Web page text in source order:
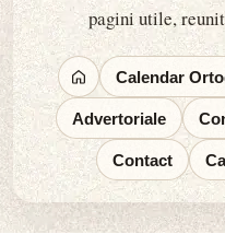
pagini utile,
Calendar
Advertoriale
Contact